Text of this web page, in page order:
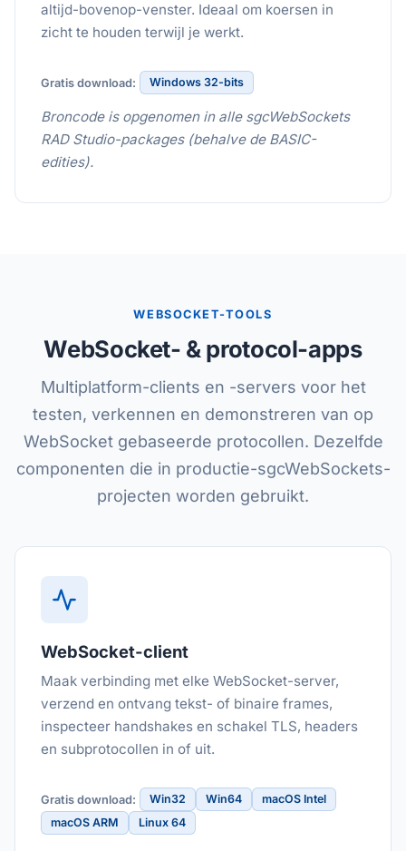
altijd-bovenop-venster. Ideaal om koersen in
zicht te houden terwijl je werkt.
Gratis download: Windows 32-bits
Broncode is opgenomen in alle sgcWebSockets
RAD Studio-packages (behalve de BASIC-
edities).
WEBSOCKET-TOOLS
WebSocket- & protocol-apps
Multiplatform-clients en -servers voor het
testen, verkennen en demonstreren van op
WebSocket gebaseerde protocollen. Dezelfde
componenten die in productie-sgcWebSockets-
projecten worden gebruikt.
WebSocket-client
Maak verbinding met elke WebSocket-server,
verzend en ontvang tekst- of binaire frames,
inspecteer handshakes en schakel TLS, headers
en subprotocollen in of uit.
Gratis download: Win32 Win64
macOS Intel
macOS ARM
Linux 64